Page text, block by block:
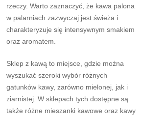
rzeczy. Warto zaznaczyć, że kawa palona
w palarniach zazwyczaj jest świeża i
charakteryzuje się intensywnym smakiem
oraz aromatem.
Sklep z kawą to miejsce, gdzie można
wyszukać szeroki wybór różnych
gatunków kawy, zarówno mielonej, jak i
ziarnistej. W sklepach tych dostępne są
także różne mieszanki kawowe oraz kawy